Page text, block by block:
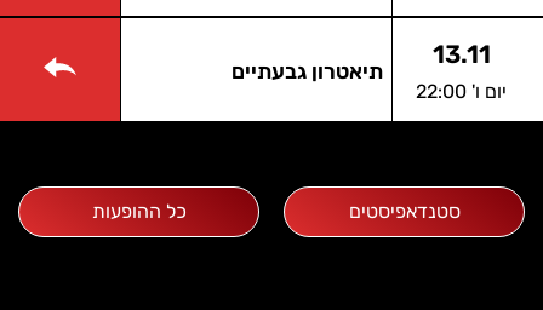
13.11
יום ו' 22:00
תיאטרון גבעתיים
סטנדאפיסטים כל ההופעות